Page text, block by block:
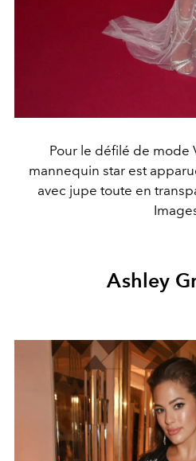
Pour le défilé de mode
mannequin star est
avec jupe toute en
Ashley